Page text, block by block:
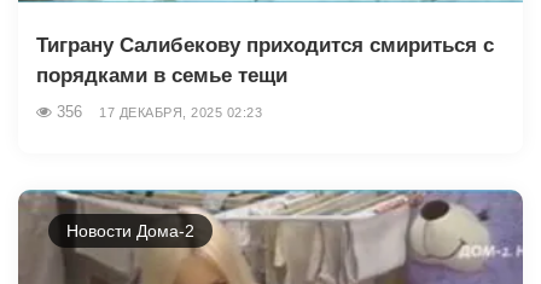
Тиграну Салибекову приходится смириться с
порядками в семье тещи
356 17 ДЕКАБРЯ, 2025 02:23
Новости Дома-2